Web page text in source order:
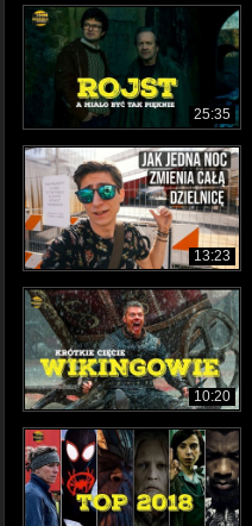
25:35
13:23
10:20